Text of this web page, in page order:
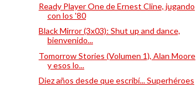
Ready Player One de Ernest Cline, jugando
con los '80
Black Mirror (3x03): Shut up and dance,
bienvenido...
Tomorrow Stories (Volumen 1), Alan Moore
y esos lo...
Diez años desde que escribí... Superhéroes